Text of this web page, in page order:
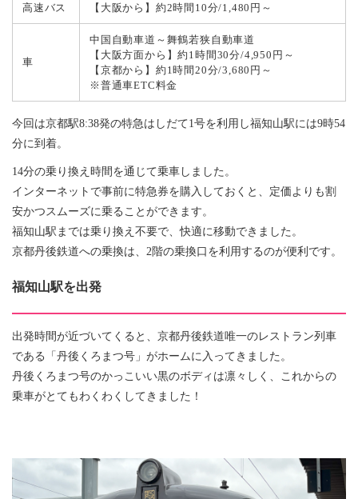
高速バス 【大阪から】約2時間10分/1,480円～
車
中国自動車道～舞鶴若狭自動車道
【大阪方面から】約1時間30分/4,950円～
【京都から】約1時間20分/3,680円～
※普通車ETC料金
今回は京都駅8:38発の特急はしだて1号を利用し福知山駅には9時54
分に到着。
14分の乗り換え時間を通じて乗車しました。
インターネットで事前に特急券を購入しておくと、定価よりも割
安かつスムーズに乗ることができます。
福知山駅までは乗り換え不要で、快適に移動できました。
京都丹後鉄道への乗換は、2階の乗換口を利用するのが便利です。
福知山駅を出発
出発時間が近づいてくると、京都丹後鉄道唯一のレストラン列車
である「丹後くろまつ号」がホームに入ってきました。
丹後くろまつ号のかっこいい黒のボディは凛々しく、これからの
乗車がとてもわくわくしてきました！